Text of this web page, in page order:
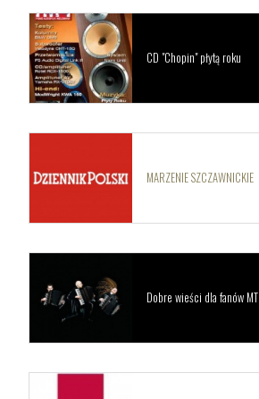
CD "Chopin" płytą roku
MARZENIE SZCZAWNICKIE
Dobre wieści dla fanów MT